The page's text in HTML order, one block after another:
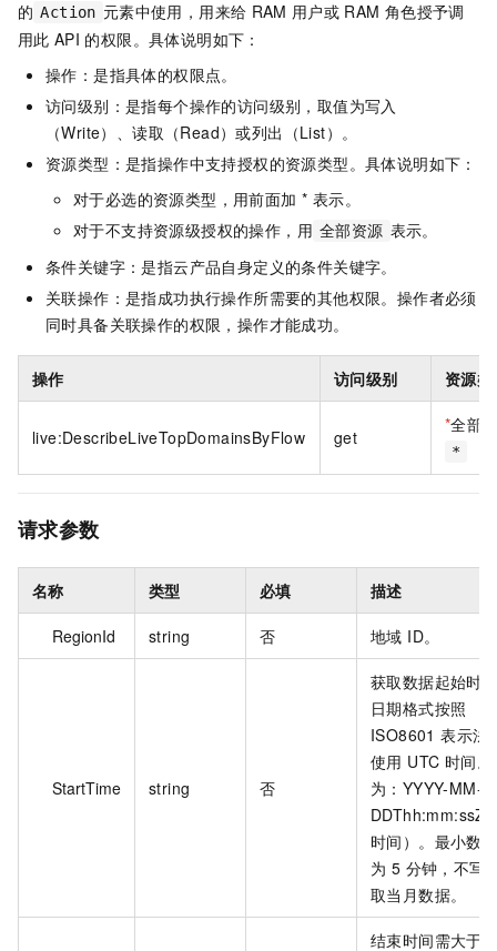
的 Action 元素中使用，用来给 RAM 用户或 RAM 角色授予调
用此 API 的权限。具体说明如下：
操作：是指具体的权限点。
访问级别：是指每个操作的访问级别，取值为写入
（Write）、读取（Read）或列出（List）。
资源类型：是指操作中支持授权的资源类型。具体说明如下：
对于必选的资源类型，用前面加 * 表示。
对于不支持资源级授权的操作，用 全部资源 表示。
条件关键字：是指云产品自身定义的条件关键字。
关联操作：是指成功执行操作所需要的其他权限。操作者必须
同时具备关联操作的权限，操作才能成功。
操作 访问级别 资源类
live:DescribeLiveTopDomainsByFlow get
*全部
*
请求参数
名称 类型 必填 描述
RegionId string 否 地域 ID。
StartTime string 否
获取数据起始时
日期格式按照
ISO8601 表示法
使用 UTC 时间
为：YYYY-MM-
DDThh:mm:ssZ
时间）。最小数
为 5 分钟，不写
取当月数据。
结束时间需大于